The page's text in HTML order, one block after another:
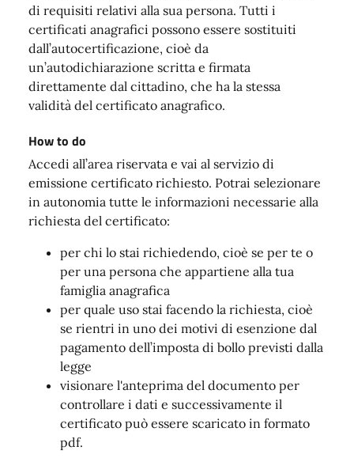
di requisiti relativi alla sua persona. Tutti i
certificati anagrafici possono essere sostituiti
dall’autocertificazione, cioè da
un’autodichiarazione scritta e firmata
direttamente dal cittadino, che ha la stessa
validità del certificato anagrafico.
How to do
Accedi all’area riservata e vai al servizio di
emissione certificato richiesto. Potrai selezionare
in autonomia tutte le informazioni necessarie alla
richiesta del certificato:
per chi lo stai richiedendo, cioè se per te o
per una persona che appartiene alla tua
famiglia anagrafica
per quale uso stai facendo la richiesta, cioè
se rientri in uno dei motivi di esenzione dal
pagamento dell’imposta di bollo previsti dalla
legge
visionare l'anteprima del documento per
controllare i dati e successivamente il
certificato può essere scaricato in formato
pdf.